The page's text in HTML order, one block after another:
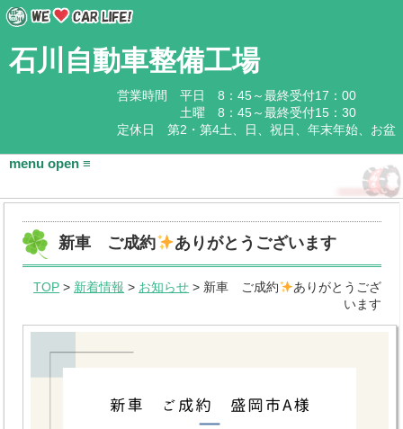
石川自動車整備工場
営業時間 平日 8：45～最終受付17：00
土曜 8：45～最終受付15：30
定休日 第2・第4土、日、祝日、年末年始、お盆
会社概要
基本情報
アクセス
石川企業グループ
新車 ご成約 ありがとうございます
TOP > 新着情報 > お知らせ > 新車 ご成約
ありがとうござ
います